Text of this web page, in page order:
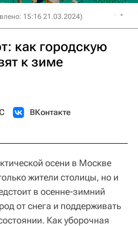
15:16 21.03.2024)
как городскую
к зиме
ВКонтакте
осени в Москве
жители столицы, но и
в осенне-зимний
от снега и поддерживать
Как уборочная